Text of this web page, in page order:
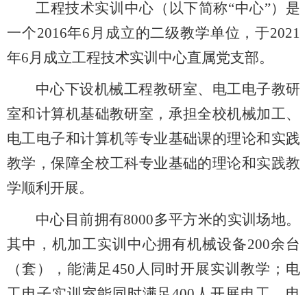
工程技术实训中心（以下简称“中心”）是
一个2016年6 月成立的二级教学单位，于2021
年6月成立工程技术实训中心直属党支部。
中心下设机械工程教研室、电工电子教研
室和计算机基础教研室，承担全校机械加工、
电工电子和计算机等专业基础课的理论和实践
教学，保障全校工科专业基础的理论和实践教
学顺利开展。
中心目前拥有8000多平方米的实训场地。
其中，机加工实训中心拥有机械设备200余台
（套），能满足450人同时开展实训教学；电